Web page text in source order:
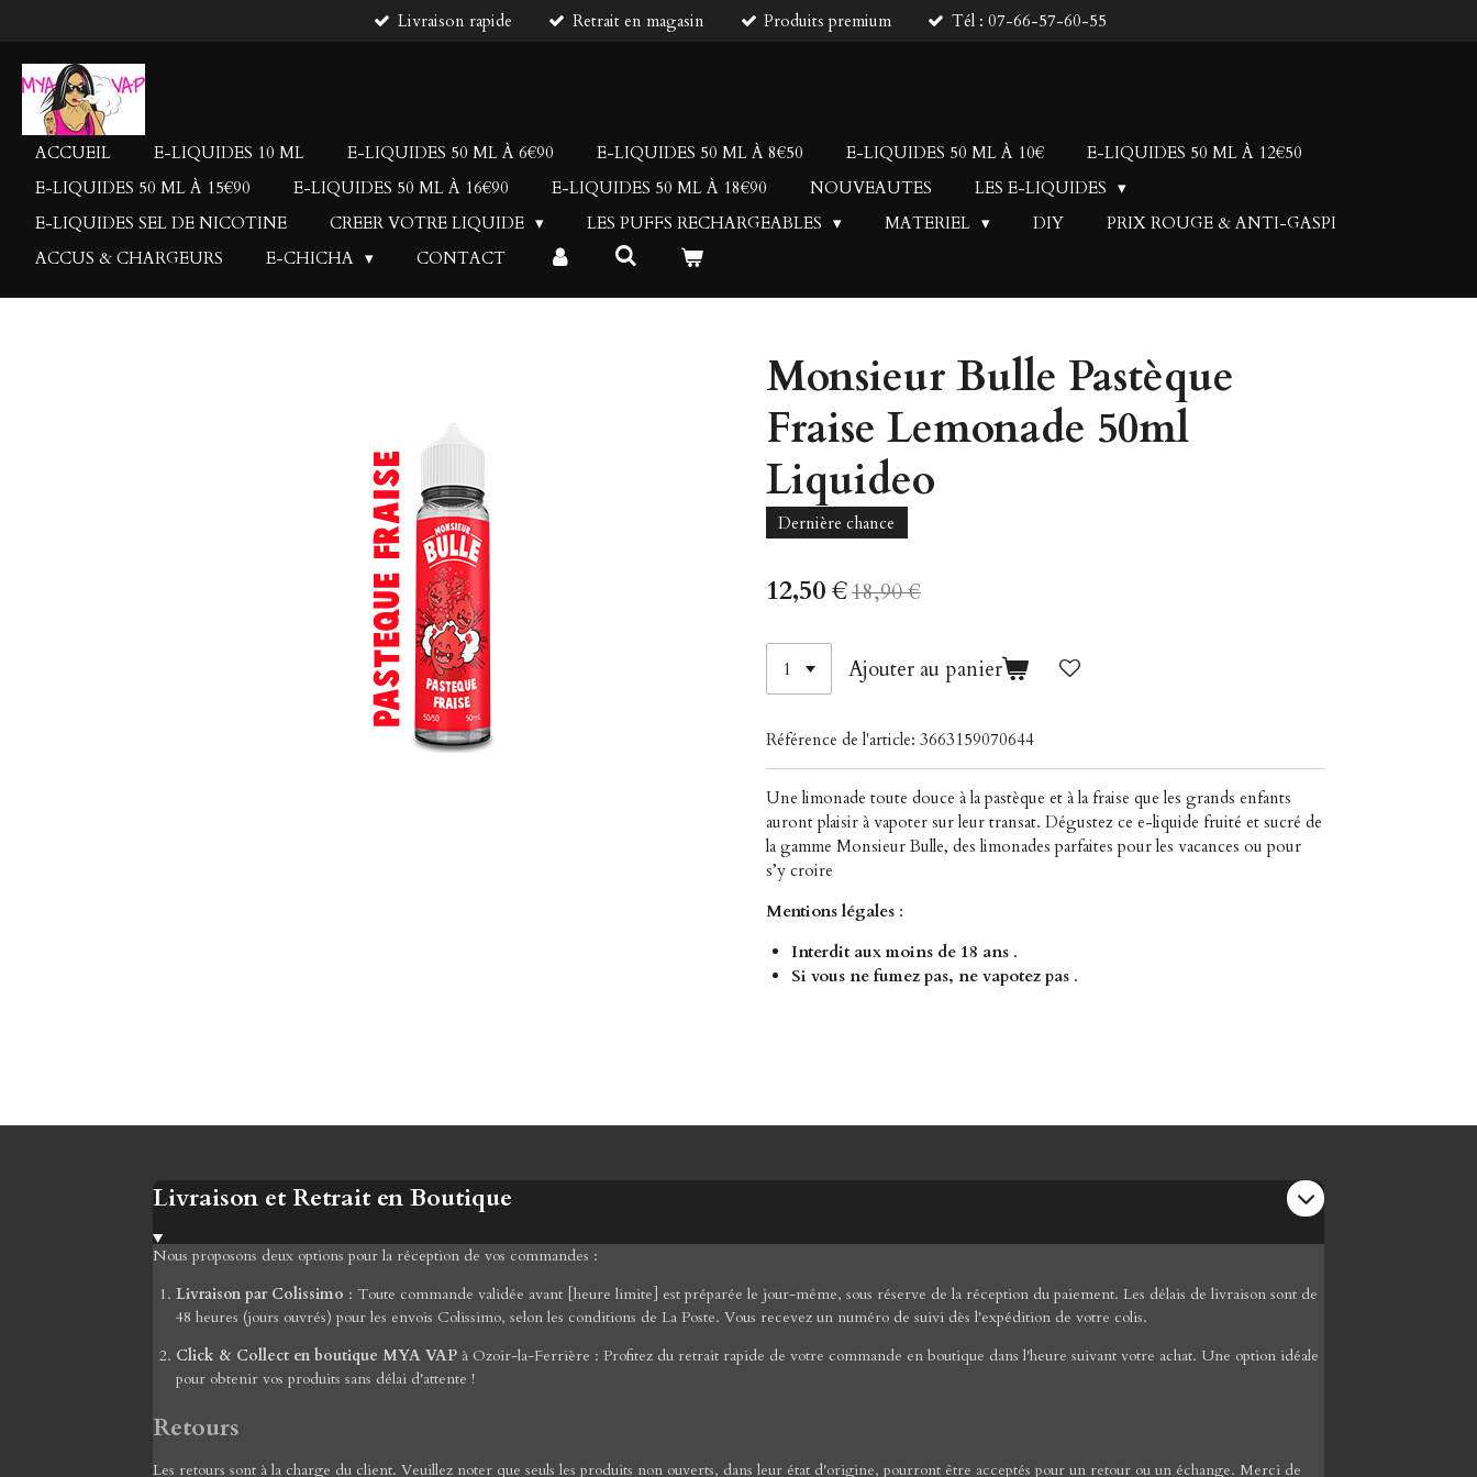
contenu
principal
Livraison rapide Retrait en magasin Produits premium Tél : 07-66-57-60-55
ACCUEIL E-LIQUIDES 10 ML E-LIQUIDES 50 ML À 6€90 E-LIQUIDES 50 ML À 8€50 E-LIQUIDES 50 ML À 10€
E-LIQUIDES 50 ML À 12€50
E-LIQUIDES 50 ML À 15€90
E-LIQUIDES 50 ML À 16€90 E-LIQUIDES 50 ML À 18€90 NOUVEAUTES
LES E-LIQUIDES
E-LIQUIDES SEL DE NICOTINE
CREER VOTRE LIQUIDE LES PUFFS RECHARGEABLES MATERIEL DIY
PRIX ROUGE & ANTI-GASPI
ACCUS & CHARGEURS
E-CHICHA CONTACT
Monsieur Bulle Pastèque
Fraise Lemonade 50ml
Liquideo
Dernière chance
12,50 €18,90 €
Ajouter au panier
Référence de l'article: 3663159070644
Une limonade toute douce à la pastèque et à la fraise que les grands enfants
auront plaisir à vapoter sur leur transat. Dégustez ce e-liquide fruité et sucré de
la gamme Monsieur Bulle, des limonades parfaites pour les vacances ou pour
s’y croire
Mentions légales :
Interdit aux moins de 18 ans.
Si vous ne fumez pas, ne vapotez pas.
Livraison et Retrait en Boutique
Nous proposons deux options pour la réception de vos commandes :
Livraison par Colissimo : Toute commande validée avant [heure limite] est préparée le jour-même, sous réserve de la réception du paiement. Les délais de livraison sont de
48 heures (jours ouvrés) pour les envois Colissimo, selon les conditions de La Poste. Vous recevez un numéro de suivi dès l'expédition de votre colis.
Click & Collect en boutique MYA VAP à Ozoir-la-Ferrière : Profitez du retrait rapide de votre commande en boutique dans l'heure suivant votre achat. Une option idéale
pour obtenir vos produits sans délai d'attente !
Retours
Les retours sont à la charge du client. Veuillez noter que seuls les produits non ouverts, dans leur état d'origine, pourront être acceptés pour un retour ou un échange. Merci de